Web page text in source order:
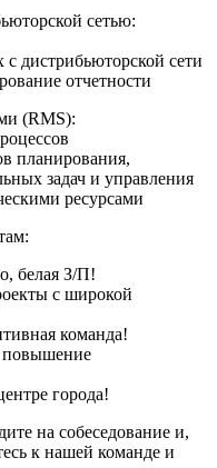
сетью:
дистрибьюторской сети
отчетности
(RMS):
планирования,
задач и управления
ресурсами
белая З/П!
с широкой
команда!
города!
на собеседование и,
к нашей команде и